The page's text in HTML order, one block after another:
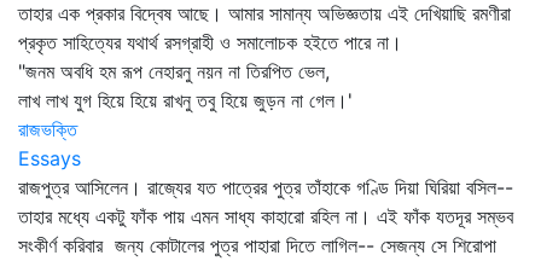
তাহার এক প্রকার বিদ্বেষ আছে। আমার সামান্য অভিজ্ঞতায় এই দেখিয়াছি রমণীরা
প্রকৃত সাহিত্যের যথার্থ রসগ্রাহী ও সমালোচক হইতে পারে না।
"জনম অবধি হম রূপ নেহারনু নয়ন না তিরপিত ভেল,
লাখ লাখ যুগ হিয়ে হিয়ে রাখনু তবু হিয়ে জুড়ন না গেল।'
রাজভক্তি
Essays
রাজপুত্র আসিলেন। রাজ্যের যত পাত্রের পুত্র তাঁহাকে গণ্ডি দিয়া ঘিরিয়া বসিল--
তাহার মধ্যে একটু ফাঁক পায় এমন সাধ্য কাহারো রহিল না। এই ফাঁক যতদূর সম্ভব
সংকীর্ণ করিবার জন্য কোটালের পুত্র পাহারা দিতে লাগিল-- সেজন্য সে শিরোপা